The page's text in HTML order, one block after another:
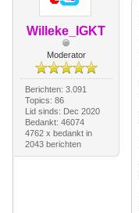
Willeke_IGKT
Moderator
Berichten: 3.091
Topics: 86
Lid sinds: Dec 2020
Bedankt: 46074
4762 x bedankt in
2043 berichten